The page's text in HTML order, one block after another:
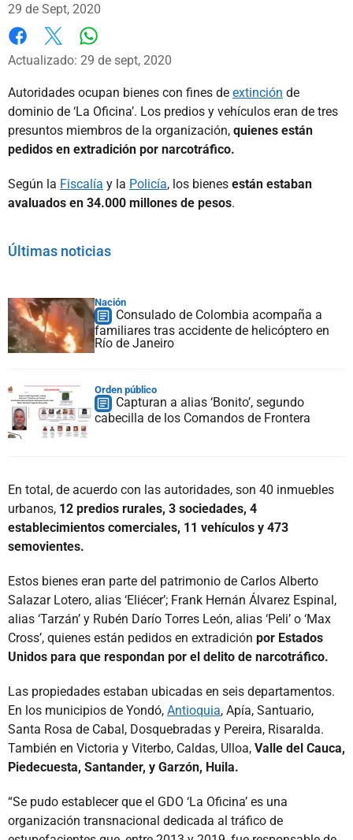
29 de Sept, 2020
Facebook
X
Actualizado: 29 de sept, 2020
Autoridades ocupan bienes con fines de extinción de
dominio de ‘La Oficina’. Los predios y vehículos eran de tres
presuntos miembros de la organización, quienes están
pedidos en extradición por narcotráfico.
Según la Fiscalía y la Policía, los bienes están estaban
avaluados en 34.000 millones de pesos.
Últimas noticias
Nación
Consulado de Colombia acompaña a
familiares tras accidente de helicóptero en
Río de Janeiro
Orden público
Capturan a alias ‘Bonito’, segundo
cabecilla de los Comandos de Frontera
En total, de acuerdo con las autoridades, son 40 inmuebles
urbanos, 12 predios rurales, 3 sociedades, 4
establecimientos comerciales, 11 vehículos y 473
semovientes.
Estos bienes eran parte del patrimonio de Carlos Alberto
Salazar Lotero, alias ‘Eliécer’; Frank Hernán Álvarez Espinal,
alias ‘Tarzán’ y Rubén Darío Torres León, alias ‘Peli’ o ‘Max
Cross’, quienes están pedidos en extradición por Estados
Unidos para que respondan por el delito de narcotráfico.
Las propiedades estaban ubicadas en seis departamentos.
En los municipios de Yondó, Antioquia, Apía, Santuario,
Santa Rosa de Cabal, Dosquebradas y Pereira, Risaralda.
También en Victoria y Viterbo, Caldas, Ulloa, Valle del Cauca,
Piedecuesta, Santander, y Garzón, Huila.
“Se pudo establecer que el GDO ‘La Oficina’ es una
organización transnacional dedicada al tráfico de